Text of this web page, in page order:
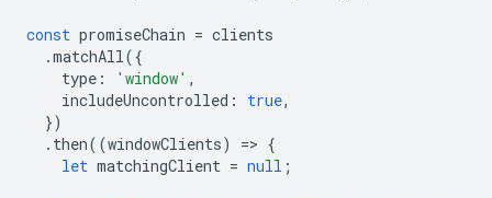
const promiseChain = clients
.matchAll({
type : 'window' ,
includeUncontrolled : true,
})
. then((windowClients) => {
let matchingClient = null ;